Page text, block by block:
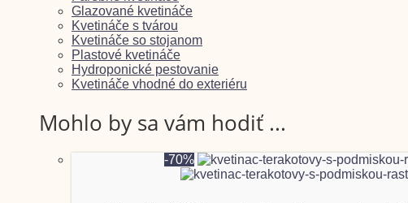
Glazované kvetináče
Kvetináče s tvárou
Kvetináče so stojanom
Plastové kvetináče
Hydroponické pestovanie
Kvetináče vhodné do exteriéru
Mohlo by sa vám hodiť ...
-70%